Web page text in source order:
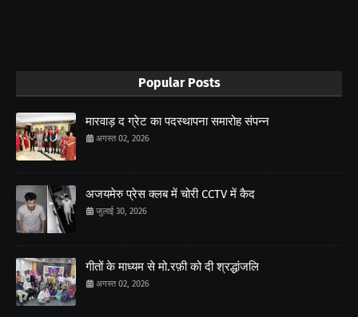
Popular Posts
मारवाड़ द ग्रेट का पदस्थापना समारोह संपन्न
अगस्त 02, 2026
अजयमेरु प्रेस क्लब में चोरी CCTV में कैद
जुलाई 30, 2026
गीतों के माध्यम से मो.रफ़ी को दी श्रद्धांजलि
अगस्त 02, 2026